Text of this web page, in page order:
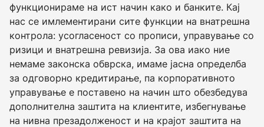
функционираме на ист начин како и банките. Кај
нас се имлементирани сите функции на внатрешна
контрола: усогласеност со прописи, управување со
ризици и внатрешна ревизија. За ова иако ние
немаме законска обврска, имаме јасна определба
за одговорно кредитирање, па корпоративното
управување е поставено на начин што обезбедува
дополнителна заштита на клиентите, избегнување
на нивна презадолженост и на крајот заштита на